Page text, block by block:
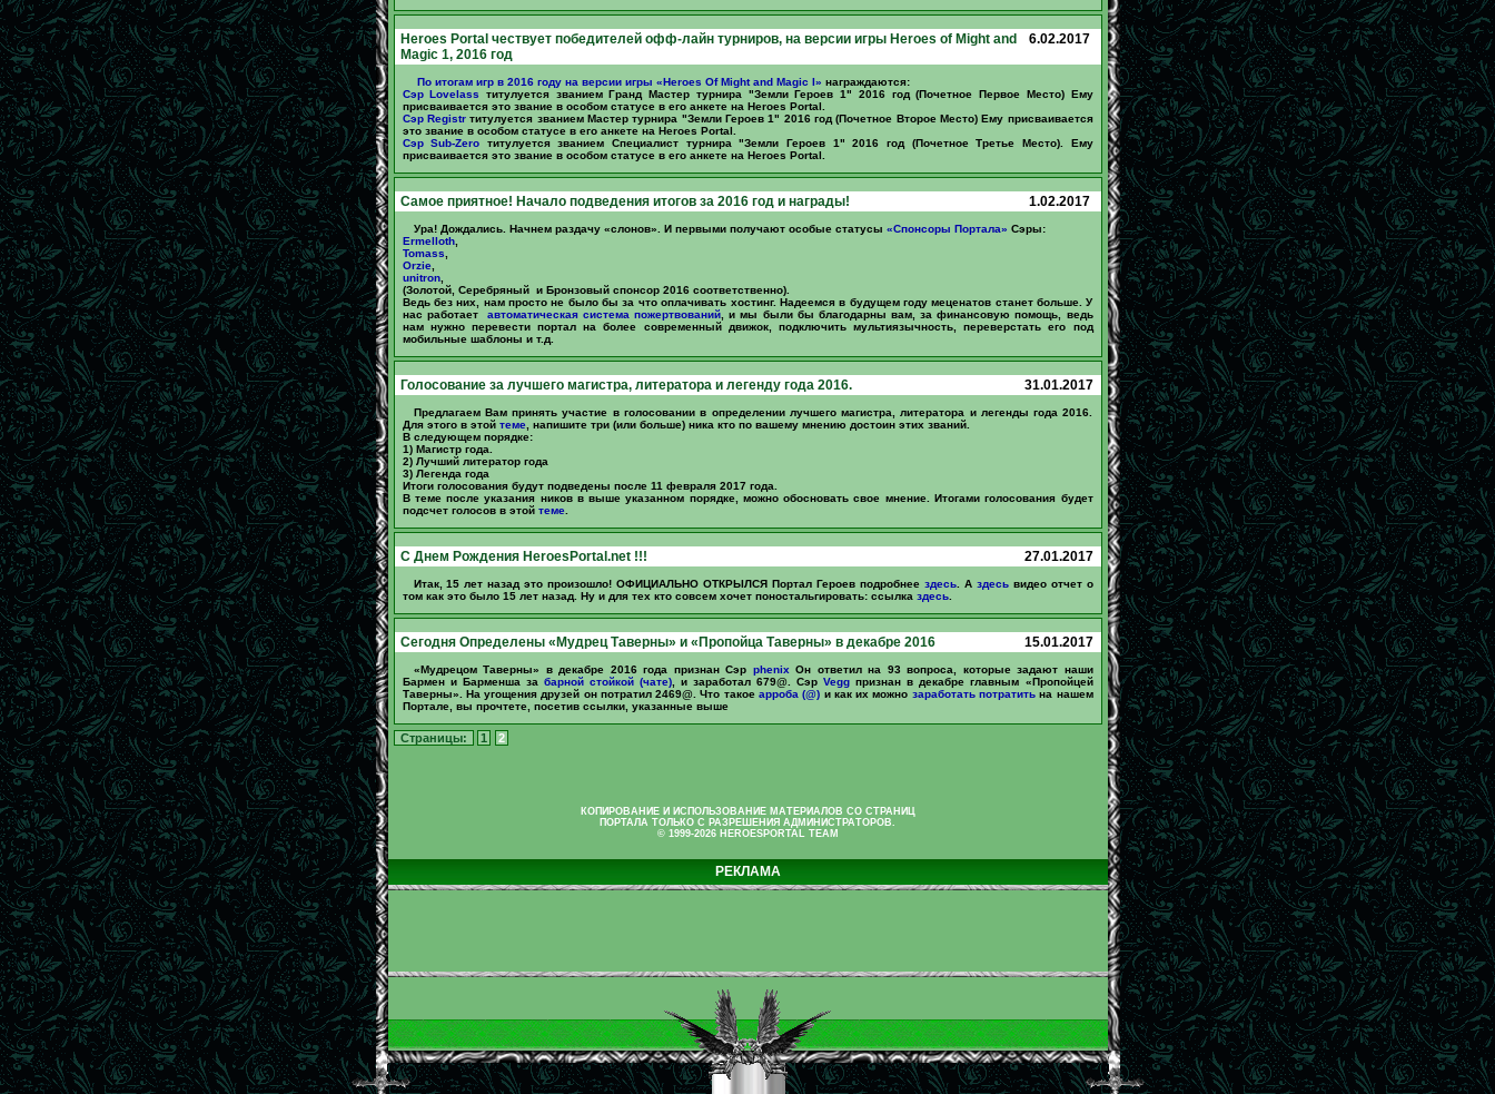
Heroes Portal чествует победителей офф-лайн турниров, на версии игры Heroes of Might and
Magic 1, 2016 год
6.02.2017
По итогам игр в 2016 году на версии игры «Heroes Of Might and Magic I» награждаются:
Сэр Lovelass
титулуется званием Гранд Мастер турнира "Земли Героев 1" 2016 год (Почетное Первое Место) Ему
присваивается это звание в особом статусе в его анкете на Heroes Portal.
Сэр Registrтитулуется званием Мастер турнира "Земли Героев 1" 2016 год (Почетное Второе Место) Ему присваивается
это звание в особом статусе в его анкете на Heroes Portal.
Сэр Sub-Zero титулуется званием Специалист турнира "Земли Героев 1" 2016 год (Почетное Третье Место). Ему
присваивается это звание в особом статусе в его анкете на Heroes Portal.
Самое приятное! Начало подведения итогов за 2016 год и награды! 1.02.2017
Ура! Дождались. Начнем раздачу «слонов». И первыми получают особые статусы «Спонсоры Портала» Сэры:
Ermelloth,
Tomass
Orzie,
unitron,
(Золотой, Серебряный и Бронзовый спонсор 2016 соответственно).
Ведь без них, нам просто не было бы за что оплачивать хостинг. Надеемся в будущем году меценатов станет больше. У
нас работает
автоматическая система пожертвований , и мы были бы благодарны вам, за финансовую помощь, ведь
нам нужно перевести портал на более современный движок, подключить мультиязычность, переверстать его под
мобильные шаблоны и т.д.
Голосование за лучшего магистра, литератора и легенду года 2016. 31.01.2017
Предлагаем Вам принять участие в голосовании в определении лучшего магистра, литератора и легенды года 2016.
Для этого в этой теме, напишите три (или больше) ника кто по вашему мнению достоин этих званий.
В следующем порядке:
1) Магистр года.
2) Лучший литератор года
3) Легенда года
Итоги голосования будут подведены после 11 февраля 2017 года.
В теме после указания ников в выше указанном порядке, можно обосновать свое мнение. Итогами голосования будет
подсчет голосов в этой теме.
C Днем Рождения HeroesPortal.net !!! 27.01.2017
Итак, 15 лет назад это произошло! ОФИЦИАЛЬНО ОТКРЫЛСЯ Портал Героев подробнее здесь. А здесьвидео отчет о
том как это было 15 лет назад. Ну и для тех кто совсем хочет поностальгировать: ссылка здесь.
Сегодня Определены «Мудрец Таверны» и «Пропойца Таверны» в декабре 2016 15.01.2017
«Мудрецом Таверны» в декабре 2016 года признан Сэр phenix Он ответил на 93 вопроса, которые задают наши
Бармен и Барменша за барной стойкой (чате), и заработал 679@. СэрVegg признан в декабре главным «Пропойцей
Таверны». На угощения друзей он потратил 2469@. Что такое арроба (@) и как их можно заработать потратитьна нашем
Портале, вы прочтете, посетив ссылки, указанные выше
Страницы: 1 2
КОПИРОВАНИЕ И ИСПОЛЬЗОВАНИЕ МАТЕРИАЛОВ СО СТРАНИЦ
ПОРТАЛА ТОЛЬКО С РАЗРЕШЕНИЯ АДМИНИСТРАТОРОВ.
© 1999-2026 HEROESPORTAL TEAM
РЕКЛАМА